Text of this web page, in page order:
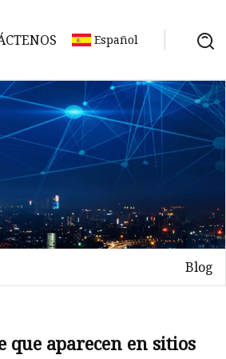
Español
Blog
aparecen en sitios